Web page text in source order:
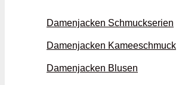
Damenjacken Schmuck­serien
Damenjacken Kamee­schmuck
Damenjacken Blusen